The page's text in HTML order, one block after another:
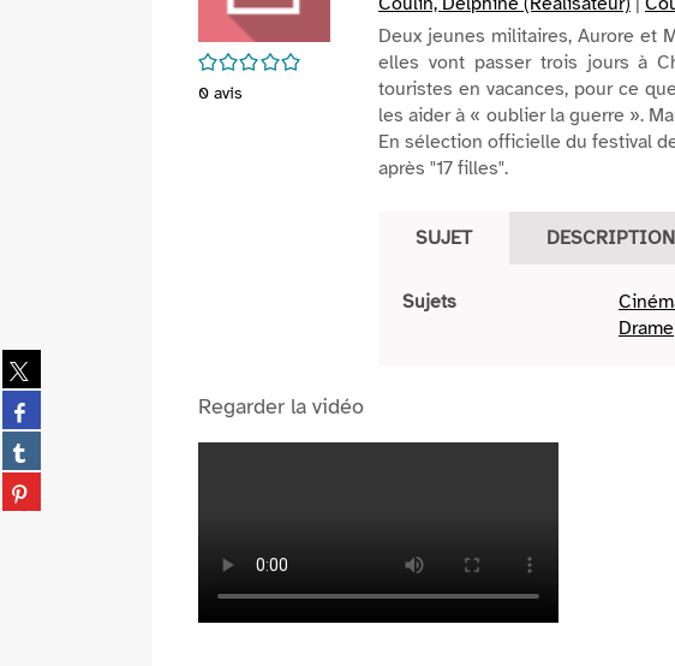
Partager
sur
twitter
(Nouvelle
fenêtre)
Partager
sur
facebook
(Nouvelle
fenêtre)
Partager
sur
tumblr
Partager
sur
/5
0 avis
Deux jeunes militaires, Aurore et
elles vont passer trois jours à
touristes en vacances, pour ce
les aider à « oublier la guerre ».
En sélection officielle du festival
après "17 filles".
SUJET DESCRIPTION
Sujets
Drame
Regarder la vidéo